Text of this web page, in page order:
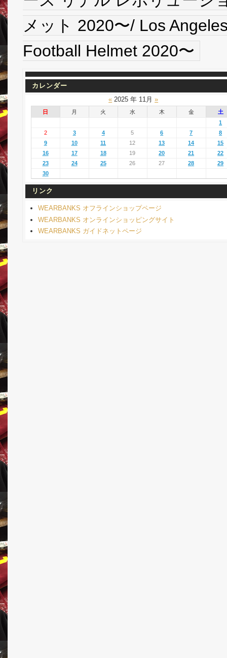
メット 2020〜/ Los
Football Helmet 2020〜
カレンダー
« 2025 年 11月»
日 月 火 水 木 金
土
1
2
3 4 5 6 7
8
9
10 11 12 13 14
15
16
17 18 19 20 21
22
23
24 25 26 27 28
29
30
リンク
WEARBANKS オフラインショップページ
WEARBANKS オンラインショッピングサイト
WEARBANKS ガイドネットページ